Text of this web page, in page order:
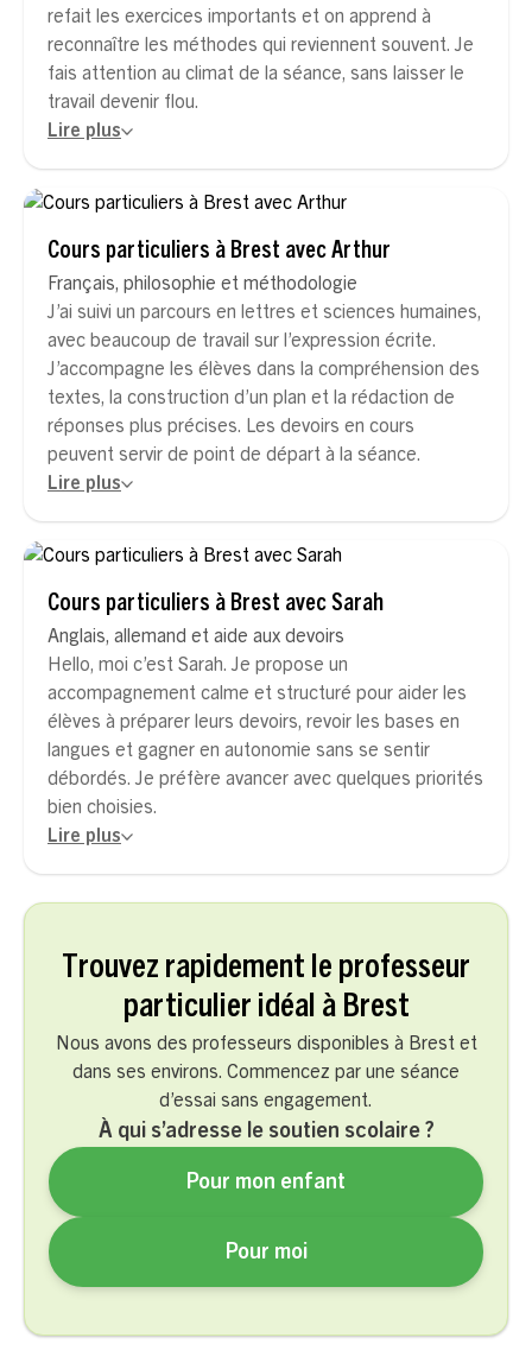
Trouvez rapidement le professeur
particulier idéal à Brest
Nous avons des professeurs disponibles à Brest et
dans ses environs. Commencez par une séance
d’essai sans engagement.
À qui s’adresse le soutien scolaire ?
Pour mon enfant
Pour moi
refait les exercices importants et on apprend à
reconnaître les méthodes qui reviennent souvent. Je
fais attention au climat de la séance, sans laisser le
travail devenir flou.
Lire plus
Cours particuliers à Brest avec Arthur
Français, philosophie et méthodologie
J’ai suivi un parcours en lettres et sciences humaines,
avec beaucoup de travail sur l’expression écrite.
J’accompagne les élèves dans la compréhension des
textes, la construction d’un plan et la rédaction de
réponses plus précises. Les devoirs en cours
peuvent servir de point de départ à la séance.
Lire plus
Cours particuliers à Brest avec Sarah
Anglais, allemand et aide aux devoirs
Hello, moi c’est Sarah. Je propose un
accompagnement calme et structuré pour aider les
élèves à préparer leurs devoirs, revoir les bases en
langues et gagner en autonomie sans se sentir
débordés. Je préfère avancer avec quelques priorités
bien choisies.
Lire plus